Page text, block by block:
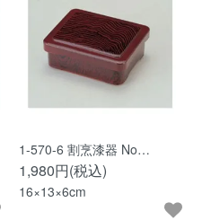
1-570-6 割烹漆器 No…
1,980円(税込)
16×13×6cm